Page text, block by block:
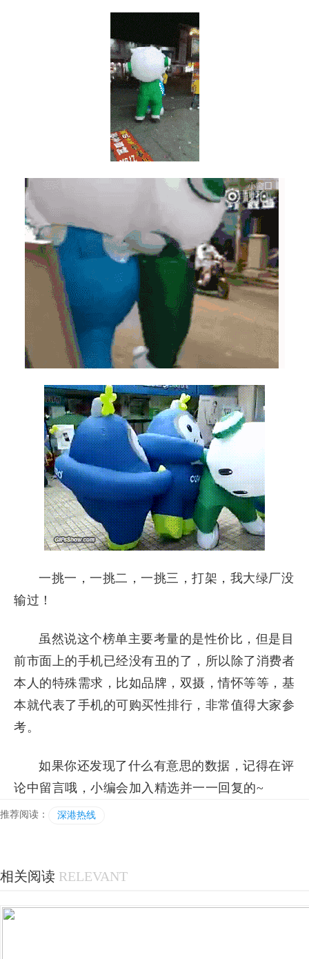
一挑一，一挑二，一挑三，打架，我大绿厂没
输过！
虽然说这个榜单主要考量的是性价比，但是目
前市面上的手机已经没有丑的了，所以除了消费者
本人的特殊需求，比如品牌，双摄，情怀等等，基
本就代表了手机的可购买性排行，非常值得大家参
考。
如果你还发现了什么有意思的数据，记得在评
论中留言哦，小编会加入精选并一一回复的~
推荐阅读： 深港热线
相关阅读 RELEVANT